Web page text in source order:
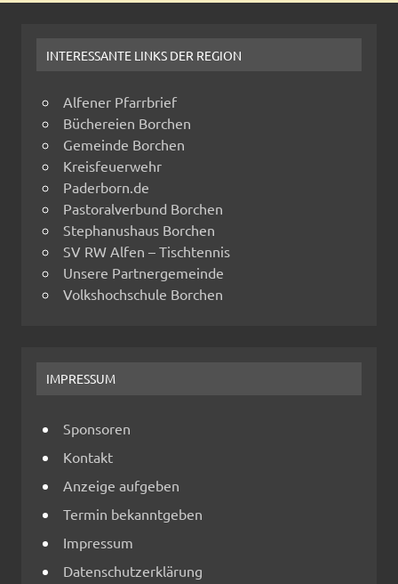
INTERESSANTE LINKS DER REGION
Alfener Pfarrbrief
Büchereien Borchen
Gemeinde Borchen
Kreisfeuerwehr
Paderborn.de
Pastoralverbund Borchen
Stephanushaus Borchen
SV RW Alfen – Tischtennis
Unsere Partnergemeinde
Volkshochschule Borchen
IMPRESSUM
Sponsoren
Kontakt
Anzeige aufgeben
Termin bekanntgeben
Impressum
Datenschutzerklärung